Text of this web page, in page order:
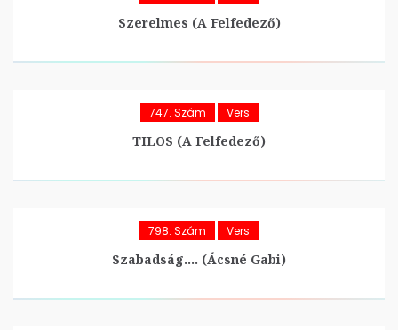
Szerelmes (A Felfedező)
747. Szám Vers
TILOS (A Felfedező)
798. Szám Vers
Szabadság…. (Ácsné Gabi)